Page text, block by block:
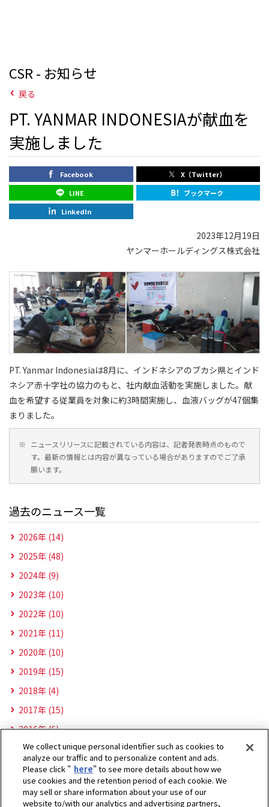
CSR - お知らせ
戻る
PT. YANMAR INDONESIAが献血を
実施しました
Facebook
X（Twitter）
LINE
ブックマーク
LinkedIn
2023年12月19日
ヤンマーホールディングス株式会社
PT. Yanmar Indonesiaは8月に、インドネシアのブカシ県とインド
ネシア赤十字社の協力のもと、社内献血活動を実施しました。献
血を希望する従業員を対象に約3時間実施し、血液バッグが47個集
まりました。
※ ニュースリリースに記載されている内容は、記者発表時点のもので
す。最新の情報とは内容が異なっている場合がありますのでご了承
願います。
過去のニュース一覧
2026年 (14)
2025年 (48)
2024年 (9)
2023年 (10)
2022年 (10)
2021年 (11)
2020年 (10)
2019年 (15)
2018年 (4)
2017年 (15)
2016年 (6)
We collect unique personal identifier such as cookies to
analyze our traffic and to personalize content and ads.
Please click " here" to see more details about how we
use cookies and the retention period of each cookie. We
may sell or share information about your use of our
website to/with our analytics and advertising partners,